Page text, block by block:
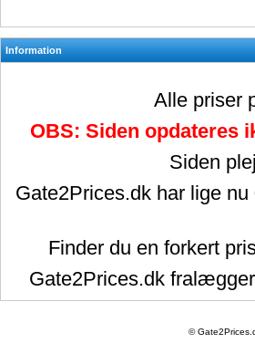
Information
Alle priser
OBS: Siden opdateres
Siden
Gate2Prices.dk har lige nu
Finder du en forkert
Gate2Prices.dk
©